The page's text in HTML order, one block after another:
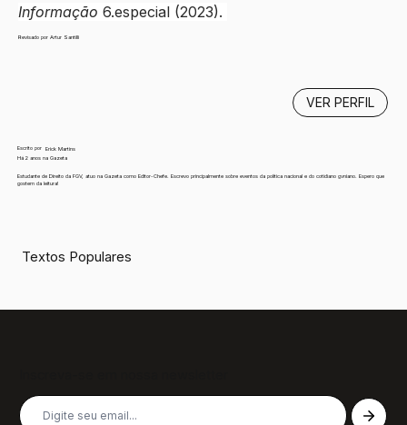
Informação 6.especial (2023).
Revisado por Artur Santilli
Escrito por
Erick Martins
Há 2 anos na Gazeta
Estudante de Direito da FGV, atuo na Gazeta como Editor-Chefe. Escrevo principalmente sobre eventos da política nacional e do cotidiano gvniano. Espero que
gostem da leitura!
VER PERFIL
Textos Populares